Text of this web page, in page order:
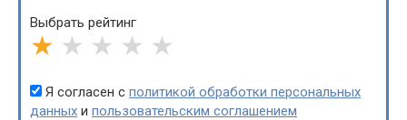
Выбрать рейтинг
★ ★ ★ ★ ★
Я согласен с политикой обработки персональных
данных и пользовательским соглашением